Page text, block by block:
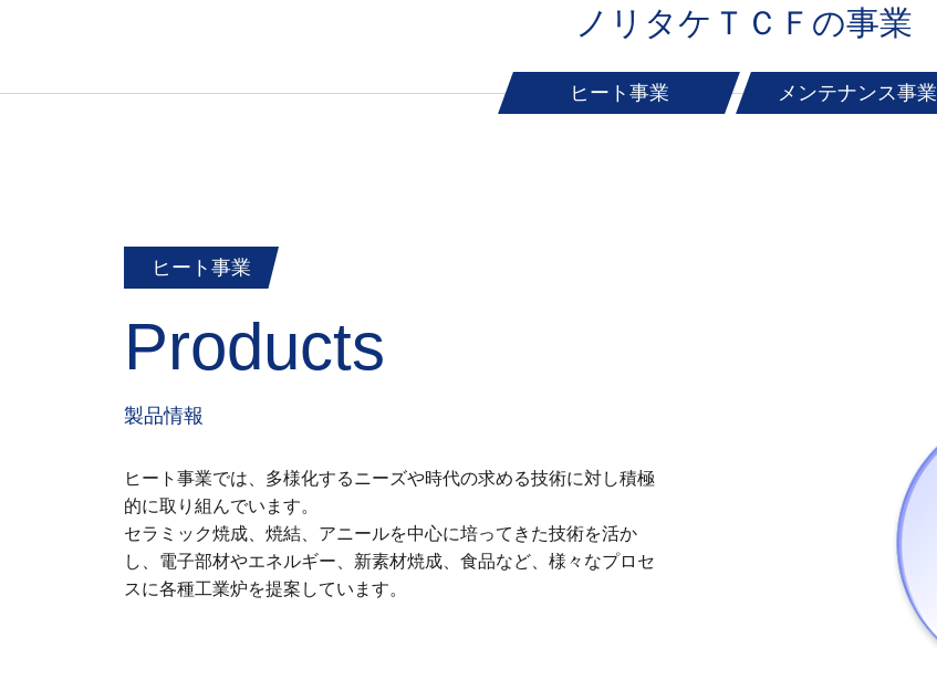
ノリタケＴＣＦの事業
ヒート事業 メンテナンス事業
ヒート事業
Products
製品情報
ヒート事業では、多様化するニーズや時代の求める技術に対し積極
的に取り組んでいます。
セラミック焼成、焼結、アニールを中心に培ってきた技術を活か
し、電子部材やエネルギー、新素材焼成、食品など、様々なプロセ
スに各種工業炉を提案しています。